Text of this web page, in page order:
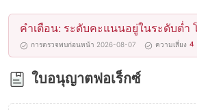
5
6
7
8
96
7
8
9
คำเตือน: ระดับคะแนนอยู่ในระดับต่ำ
การตรวจพบก่อนหน้า 2026-08-07 ความเสี่ยง 4
ใบอนุญาตฟอเร็กซ์